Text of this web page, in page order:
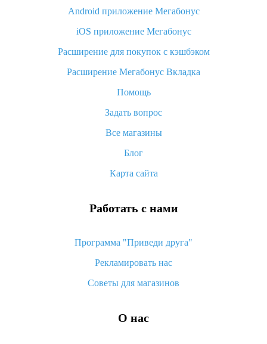
Вы отменили заказ на Алиэкспресс, когда вернут деньги?
Что такое баллы на Алиэкспресс, как их получить и
«AliExpress Standard Shipping»: что это за метод доставки и
как его отслеживать
Как покупать оптом на Алиэкспресс
Что делать, если не пришел товар с Алиэкспресс
возврата денег
Android приложение Мегабонус
iOS приложение Мегабонус
Расширение для покупок с кэшбэком
Расширение Мегабонус Вкладка
Помощь
Задать вопрос
Все магазины
Блог
Карта сайта
Работать с нами
Программа "Приведи друга"
Рекламировать нас
Советы для магазинов
О нас